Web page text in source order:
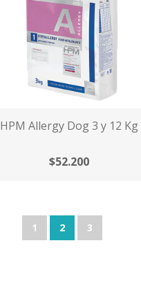
HPM Allergy Dog 3 y 12 Kg
$52.200
1 2 3